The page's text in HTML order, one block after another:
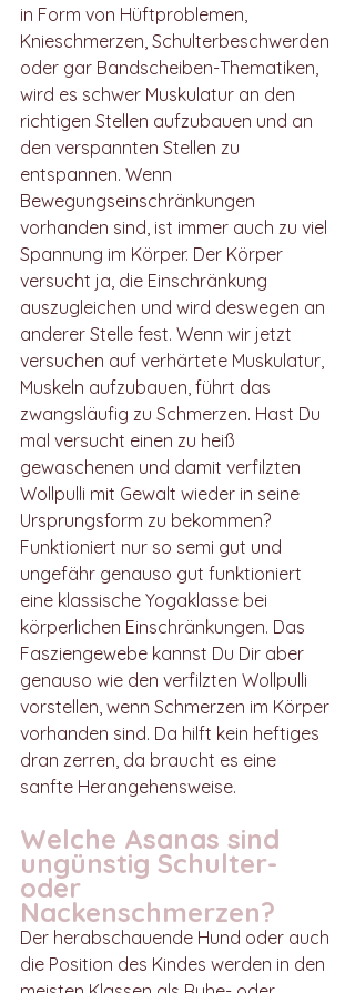
in Form von Hüftproblemen,
Knieschmerzen, Schulterbeschwerden
oder gar Bandscheiben-Thematiken,
wird es schwer Muskulatur an den
richtigen Stellen aufzubauen und an
den verspannten Stellen zu
entspannen. Wenn
Bewegungseinschränkungen
vorhanden sind, ist immer auch zu viel
Spannung im Körper. Der Körper
versucht ja, die Einschränkung
auszugleichen und wird deswegen an
anderer Stelle fest. Wenn wir jetzt
versuchen auf verhärtete Muskulatur,
Muskeln aufzubauen, führt das
zwangsläufig zu Schmerzen. Hast Du
mal versucht einen zu heiß
gewaschenen und damit verfilzten
Wollpulli mit Gewalt wieder in seine
Ursprungsform zu bekommen?
Funktioniert nur so semi gut und
ungefähr genauso gut funktioniert
eine klassische Yogaklasse bei
körperlichen Einschränkungen. Das
Fasziengewebe kannst Du Dir aber
genauso wie den verfilzten Wollpulli
vorstellen, wenn Schmerzen im Körper
vorhanden sind. Da hilft kein heftiges
dran zerren, da braucht es eine
sanfte Herangehensweise.
Welche Asanas sind
ungünstig Schulter-
oder
Nackenschmerzen?
Der herabschauende Hund oder auch
die Position des Kindes werden in den